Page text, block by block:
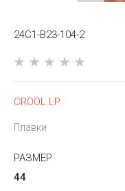
24C1-B23-104-2
CROOL LP
Плавки
РАЗМЕР
44